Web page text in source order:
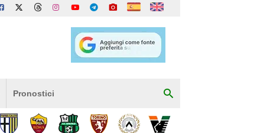
Pronostici